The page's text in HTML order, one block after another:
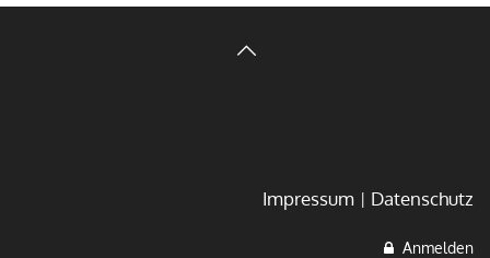
Impressum Datenschutz
Anmelden